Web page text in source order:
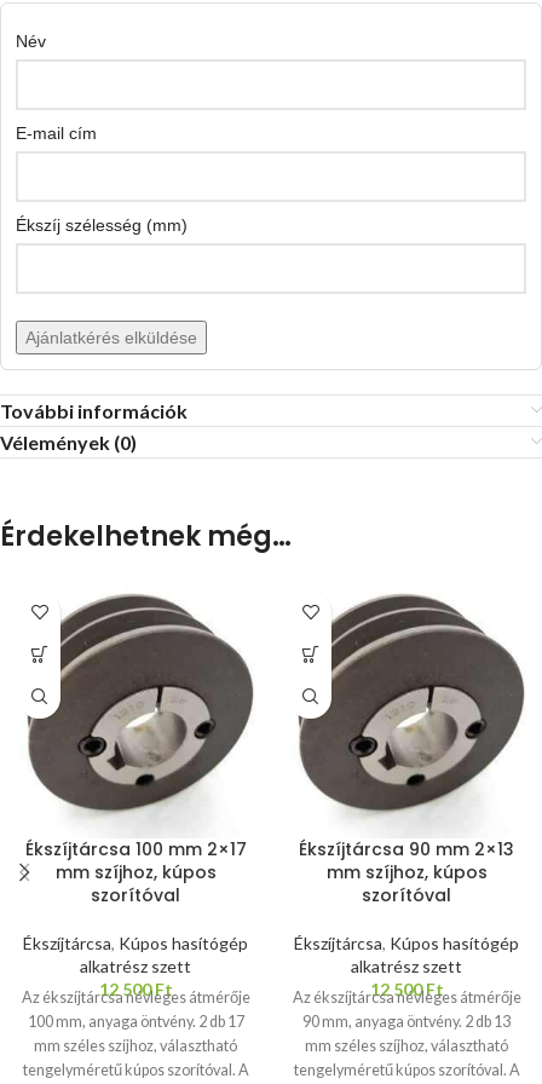
Név
E-mail cím
Ékszíj szélesség (mm)
Ajánlatkérés elküldése
További információk
Vélemények (0)
Érdekelhetnek még…
Ékszíjtárcsa 100 mm 2×17
mm szíjhoz, kúpos
szorítóval
Ékszíjtárcsa, Kúpos hasítógép
alkatrész szett
12 500Ft
Az ékszíjtárcsa névleges átmérője
100 mm, anyaga öntvény. 2 db 17
mm széles szíjhoz, választható
tengelyméretű kúpos szorítóval. A
Ékszíjtárcsa 90 mm 2×13
mm szíjhoz, kúpos
szorítóval
Ékszíjtárcsa, Kúpos hasítógép
alkatrész szett
12 500Ft
Az ékszíjtárcsa névleges átmérője
90 mm, anyaga öntvény. 2 db 13
mm széles szíjhoz, választható
tengelyméretű kúpos szorítóval. A